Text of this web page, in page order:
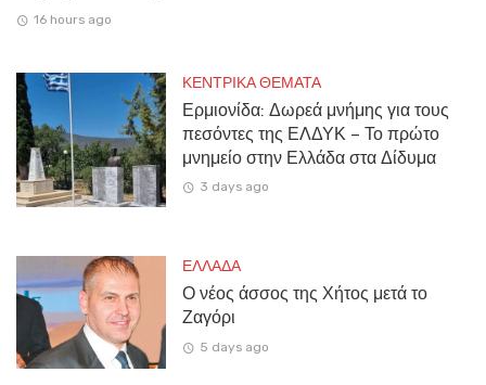
16 hours ago
ΚΕΝΤΡΙΚΑ ΘΕΜΑΤΑ
Ερμιονίδα: Δωρεά μνήμης για τους
πεσόντες της ΕΛΔΥΚ – Το πρώτο
μνημείο στην Ελλάδα στα Δίδυμα
3 days ago
ΕΛΛΑΔΑ
Ο νέος άσσος της Χήτος μετά το
Ζαγόρι
5 days ago